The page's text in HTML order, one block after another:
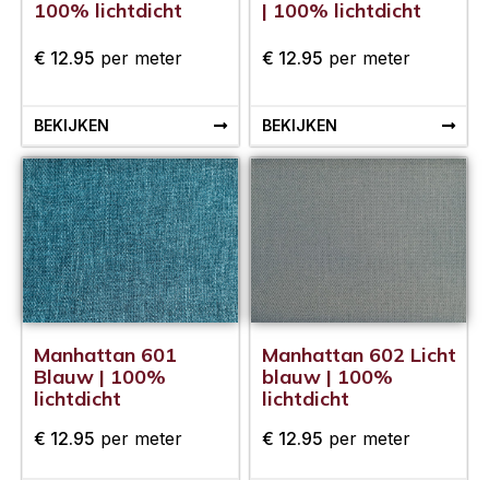
100% lichtdicht
€ 12.95 per meter
BEKIJKEN
| 100% lichtdicht
€ 12.95 per meter
BEKIJKEN
Manhattan 601
Blauw | 100%
lichtdicht
€ 12.95 per meter
Manhattan 602 Licht
blauw | 100%
lichtdicht
€ 12.95 per meter